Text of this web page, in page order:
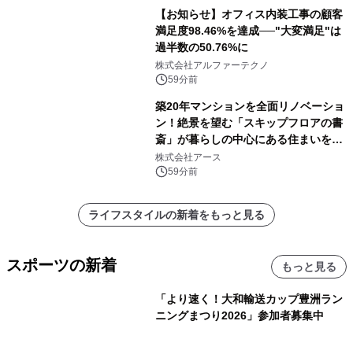
【お知らせ】オフィス内装工事の顧客
満足度98.46%を達成──"大変満足"は
過半数の50.76%に
株式会社アルファーテクノ
59分前
築20年マンションを全面リノベーショ
ン！絶景を望む「スキップフロアの書
斎」が暮らしの中心にある住まいを公
開
株式会社アース
59分前
ライフスタイルの新着をもっと見る
スポーツの新着 もっと見る
「より速く！大和輸送カップ豊洲ラン
ニングまつり2026」参加者募集中